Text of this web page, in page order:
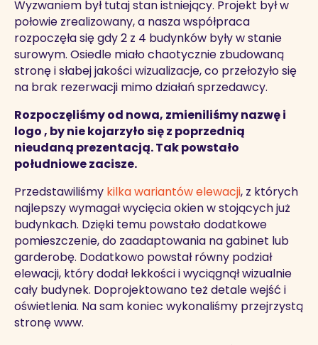
Wyzwaniem był tutaj stan istniejący. Projekt był w
połowie zrealizowany, a nasza współpraca
rozpoczęła się gdy 2 z 4 budynków były w stanie
surowym. Osiedle miało chaotycznie zbudowaną
stronę i słabej jakości wizualizacje, co przełożyło się
na brak rezerwacji mimo działań sprzedawcy.
Rozpoczęliśmy od nowa, zmieniliśmy nazwę i
logo , by nie kojarzyło się z poprzednią
nieudaną prezentacją. Tak powstało
południowe zacisze.
Przedstawiliśmy kilka wariantów elewacji, z których
najlepszy wymagał wycięcia okien w stojących już
budynkach. Dzięki temu powstało dodatkowe
pomieszczenie, do zaadaptowania na gabinet lub
garderobę. Dodatkowo powstał równy podział
elewacji, który dodał lekkości i wyciągnął wizualnie
cały budynek. Doprojektowano też detale wejść i
oświetlenia. Na sam koniec wykonaliśmy przejrzystą
stronę www.